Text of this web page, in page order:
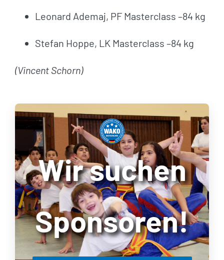
Leonard Ademaj, PF Masterclass –84 kg
Stefan Hoppe, LK Masterclass –84 kg
(Vincent Schorn)
Wir suchen
Sponsoren!